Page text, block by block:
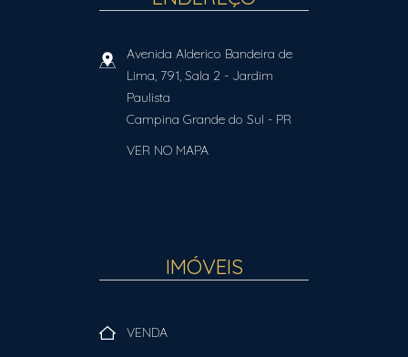
Avenida Alderico Bandeira de
Lima, 791, Sala 2 - Jardim
Paulista
Campina Grande do Sul - PR
VER NO MAPA
IMÓVEIS
VENDA